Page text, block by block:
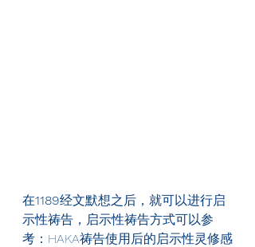
在1189经文默想之后，就可以进行启
示性祷告，启示性祷告方式可以参
考：HAKA祷告使用后的启示性灵修感